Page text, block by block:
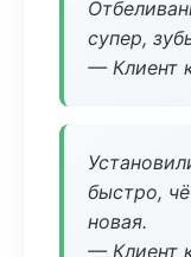
супер,
— Клиент
быстро,
новая.
— Клиент